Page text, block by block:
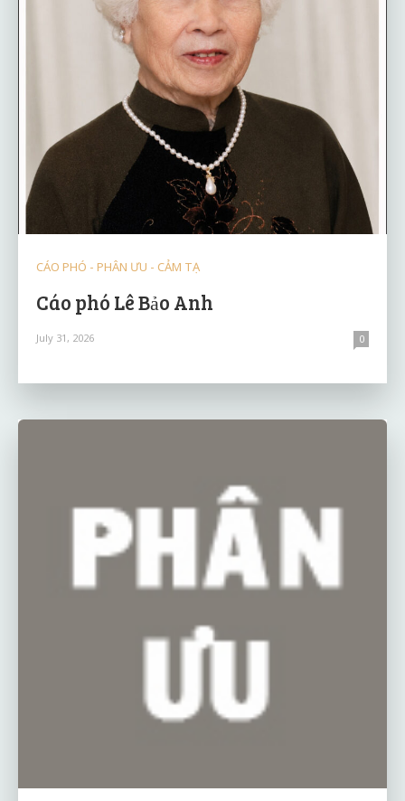
CÁO PHÓ - PHÂN ƯU - CẢM TẠ
Cáo phó Lê Bảo Anh
July 31, 2026 0